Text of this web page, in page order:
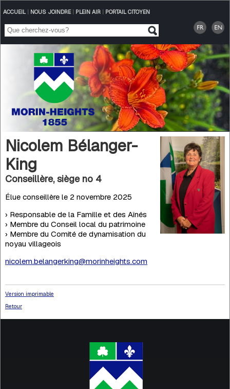
ACCUEIL| NOUS JOINDRE| PLEIN AIR| PORTAIL CITOYEN
Nicolem Bélanger-
King
Conseillère, siège no 4
Élue conseillère le 2 novembre 2025
› Responsable de la Famille et des Aînés
› Membre du Conseil local du patrimoine
› Membre du Comité de dynamisation du
noyau villageois
nicolem.belangerking@morinheights.com
Version imprimable
Retour